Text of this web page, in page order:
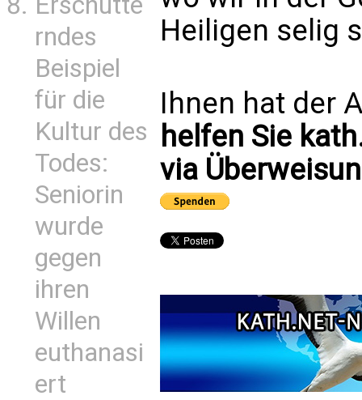
rndes
Beispiel
für die
Kultur des
Todes:
Seniorin
wurde
gegen
ihren
Willen
euthanasi
ert
Heiligen selig
Ihnen hat der
helfen Sie
via